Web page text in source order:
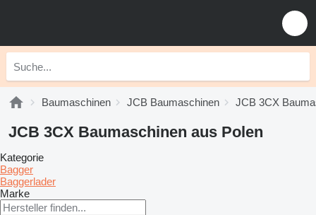
Baumaschinen JCB Baumaschinen JCB 3CX
JCB 3CX Baumaschinen aus Polen
Kategorie
Bagger
Baggerlader
Marke